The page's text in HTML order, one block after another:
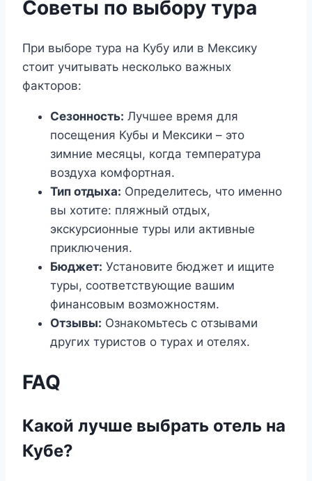
Советы по выбору тура
При выборе тура на Кубу или в Мексику
стоит учитывать несколько важных
факторов:
Сезонность: Лучшее время для
посещения Кубы и Мексики – это
зимние месяцы, когда температура
воздуха комфортная.
Тип отдыха: Определитесь, что именно
вы хотите: пляжный отдых,
экскурсионные туры или активные
приключения.
Бюджет: Установите бюджет и ищите
туры, соответствующие вашим
финансовым возможностям.
Отзывы: Ознакомьтесь с отзывами
других туристов о турах и отелях.
FAQ
Какой лучше выбрать отель на
Кубе?